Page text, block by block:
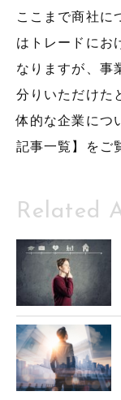
ここまで商社に
はトレードにお
なりますが、事
分りいただけた
体的な企業につ
記事一覧】をご
Related